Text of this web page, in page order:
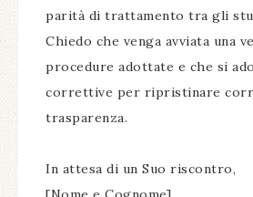
parità di trattamento tra gli
Chiedo che venga avviata una
procedure adottate e che si
correttive per ripristinare
trasparenza.
In attesa di un Suo riscontro,